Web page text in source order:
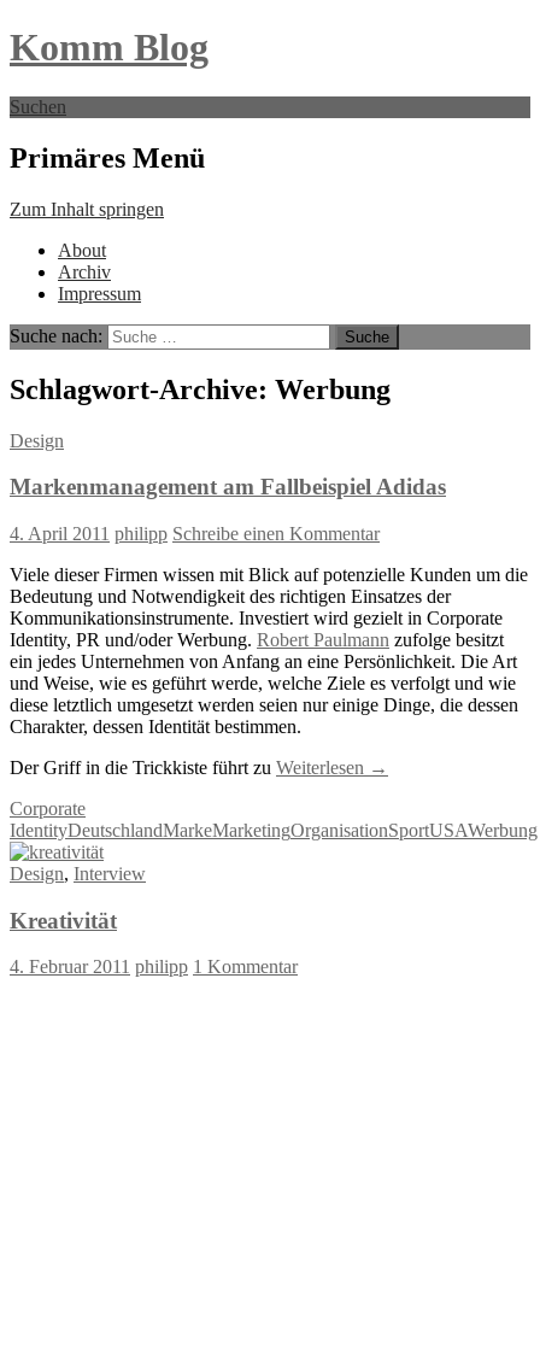
Komm Blog
Suchen
Primäres Menü
Zum Inhalt springen
About
Archiv
Impressum
Suche nach:
Schlagwort-Archive: Werbung
Design
Markenmanagement am Fallbeispiel Adidas
4. April 2011 philipp Schreibe einen Kommentar
Viele dieser Firmen wissen mit Blick auf potenzielle Kunden um die
Bedeutung und Notwendigkeit des richtigen Einsatzes der
Kommunikationsinstrumente. Investiert wird gezielt in Corporate
Identity, PR und/oder Werbung. Robert Paulmann zufolge besitzt
ein jedes Unternehmen von Anfang an eine Persönlichkeit. Die Art
und Weise, wie es geführt werde, welche Ziele es verfolgt und wie
diese letztlich umgesetzt werden seien nur einige Dinge, die dessen
Charakter, dessen Identität bestimmen.
Der Griff in die Trickkiste führt zu Weiterlesen →
Corporate
IdentityDeutschlandMarkeMarketingOrganisationSportUSAWerbung
Design, Interview
Kreativität
4. Februar 2011 philipp 1 Kommentar